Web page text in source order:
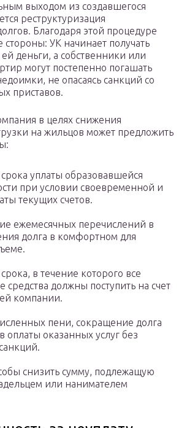
выходом из создавшегося
реструктуризация
Благодаря этой процедуре
УК начинает получать
деньги, а собственники или
могут постепенно погашать
не опасаясь санкций со
приставов.
в целях снижения
на жильцов может предложить
уплаты образовавшейся
при условии своевременной и
текущих счетов.
ежемесячных перечислений в
долга в комфортном для
в течение которого все
средства должны поступить на счет
компании.
пени, сокращение долга
оплаты оказанных услуг без
снизить сумму, подлежащую
или нанимателем